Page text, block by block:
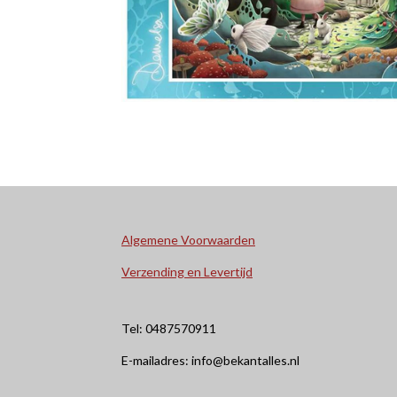
Algemene Voorwaarden
Verzending en Levertijd
Tel: 0487570911
E-mailadres: info@bekantalles.nl